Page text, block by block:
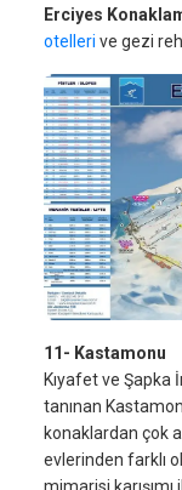
Erciyes
otelleri ve gezi
11- Kastamonu
Kıyafet ve Şapka
tanınan
konaklardan çok
evlerinden farklı